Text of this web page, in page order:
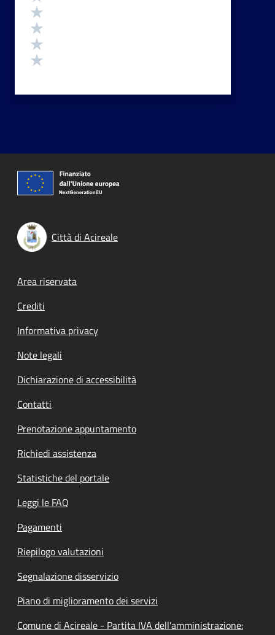
Città di Acireale
Footer menu
Area riservata
Crediti
Informativa privacy
Note legali
Dichiarazione di accessibilità
Contatti
Prenotazione appuntamento
Richiedi assistenza
Statistiche del portale
Leggi le FAQ
Pagamenti
Riepilogo valutazioni
Segnalazione disservizio
Piano di miglioramento dei servizi
Comune di Acireale - Partita IVA dell'amministrazione: